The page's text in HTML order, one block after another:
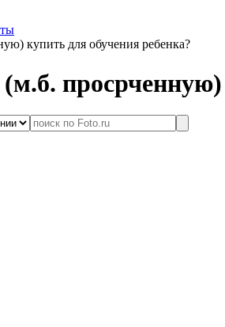
купить для обучения ребенка?
просрченную)